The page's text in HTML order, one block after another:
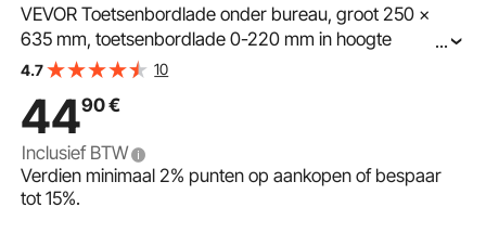
VEVOR Toetsenbordlade onder bureau, groot 250 x
635 mm, toetsenbordlade 0-220 mm in hoogte
verstelbaar, toetsenbordlade, toetsenborduitschuifbaar
...
4.7 10
4490€
Inclusief BTW
Verdien minimaal2% punten op aankopen of bespaar
tot15%.